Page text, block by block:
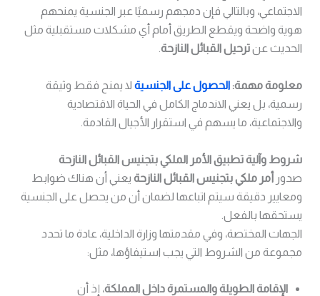
الاجتماعي، وبالتالي فإن دمجهم رسميًا عبر الجنسية يمنحهم
هوية واضحة ويقطع الطريق أمام أي مشكلات مستقبلية مثل
الحديث عنترحيل القبائل النازحة.
معلومة مهمة: الحصول على الجنسيةلا يمنح فقط وثيقة
رسمية، بل يعني الاندماج الكامل في الحياة الاقتصادية
والاجتماعية، ما يسهم في استقرار الأجيال القادمة.
شروط وآلية تطبيق الأمر الملكي بتجنيس القبائل النازحة
صدور أمر ملكي بتجنيس القبائل النازحةيعني أن هناك ضوابط
ومعايير دقيقة سيتم اتباعها لضمان أن من يحصل على الجنسية
يستحقها بالفعل.
الجهات المختصة، وفي مقدمتها وزارة الداخلية، عادة ما تحدد
مجموعة من الشروط التي يجب استيفاؤها، مثل:
الإقامة الطويلة والمستمرة داخل المملكة، إذ أن